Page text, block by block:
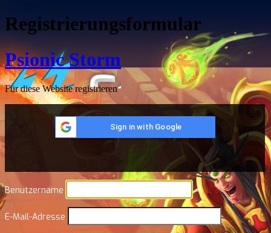
Registrierungsformular
Psionic Storm
Für diese Website registrieren
Sign in with Google
Benutzername
E-Mail-Adresse